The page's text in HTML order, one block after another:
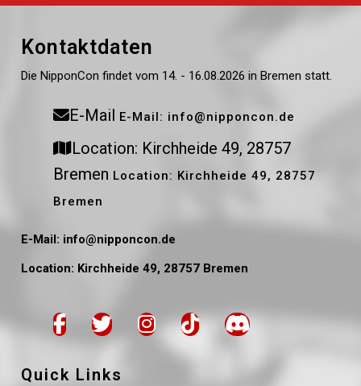
Kontaktdaten
Die NipponCon findet vom 14. - 16.08.2026 in Bremen statt.
E-Mail E-Mail: info@nipponcon.de
Location: Kirchheide 49, 28757
Bremen Location: Kirchheide 49, 28757
Bremen
E-Mail: info@nipponcon.de
Location: Kirchheide 49, 28757 Bremen
Quick Links